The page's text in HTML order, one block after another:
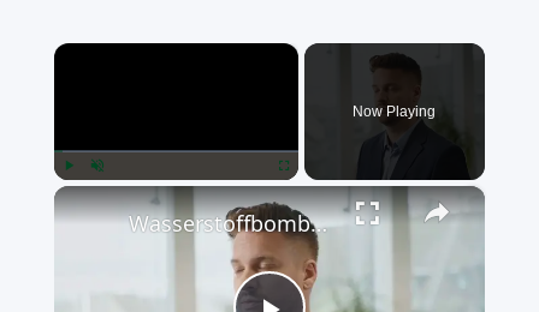
×
Now Playing
×
Wasserstoffbombe: die stärkste Bombe der Welt